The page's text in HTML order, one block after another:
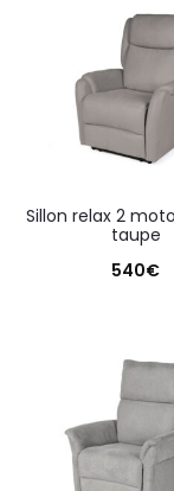
sillon relax 2 motores akari
taupe
540€